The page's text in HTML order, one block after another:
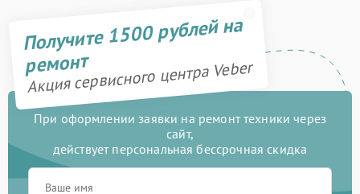
Получите 1500 рублей на
ремонт
Акция сервисного центра Veber
При оформлении заявки на ремонт техники через
сайт,
действует персональная бессрочная скидка